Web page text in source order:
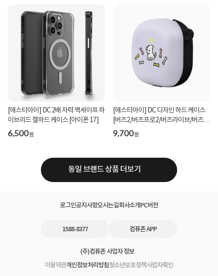
[에스티아이] DC 2배 자력 맥세이프 하
이브리드 젤하드 케이스 [아이폰 17]
6,500원
[에스티아이] DC 디자인 하드 케이스
[버즈2/버즈프로2/버즈라이브/버즈프
로] 화이트...
9,700원
동일 브랜드 상품 더보기
로그인공지사항오시는길회사소개PC버전
1588-8377 컴퓨존 APP
(주)컴퓨존 사업자 정보
이용약관개인정보처리방침청소년보호정책사업자확인